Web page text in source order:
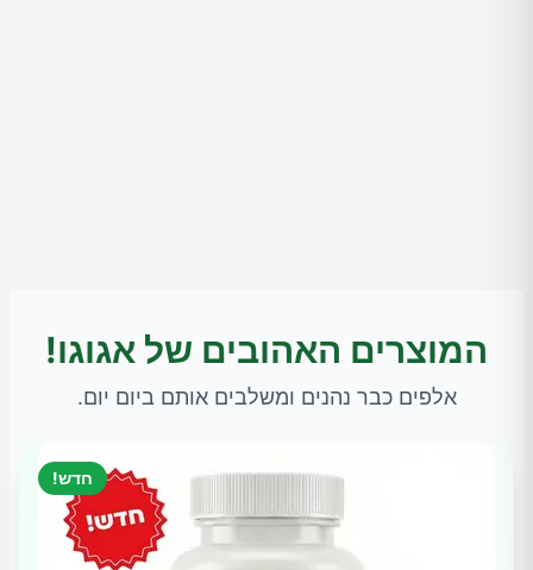
המוצרים האהובים של אגוגו!
אלפים כבר נהנים ומשלבים אותם ביום יום.
חדש!